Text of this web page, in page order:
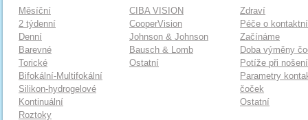
Měsíční
2 týdenní
Denní
Barevné
Torické
Bifokální-Multifokální
Silikon-hydrogelové
Kontinuální
Roztoky
CIBA VISION
CooperVision
Johnson & Johnson
Bausch & Lomb
Ostatní
Zdraví
Péče o
Začínáme
Doba výměny
Potíže při
Parametry
čoček
Ostatní